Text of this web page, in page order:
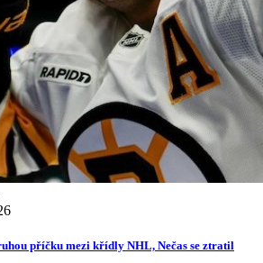
příčku mezi křídly NHL, Nečas se ztratil